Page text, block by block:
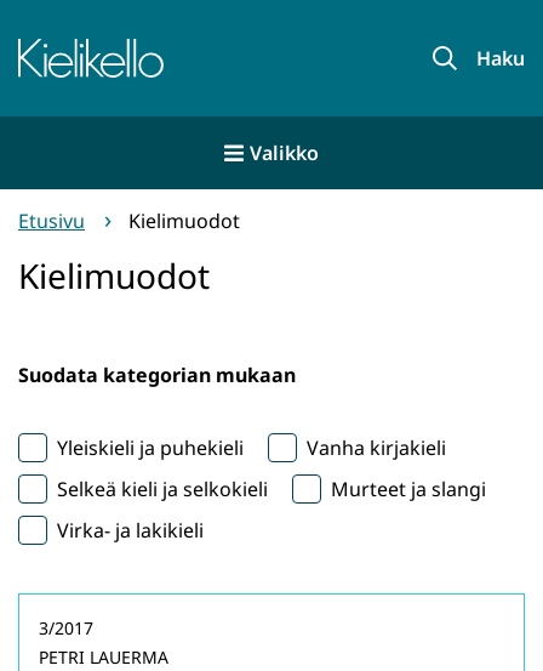
sisältöön
Etusivu Haku
Valikko
Etusivu Kielimuodot
Kielimuodot
Suodata kategorian mukaan
Yleiskieli ja puhekieli
Vanha kirjakieli
Selkeä kieli ja selkokieli
Murteet ja slangi
Virka- ja lakikieli
3/2017
PETRI LAUERMA